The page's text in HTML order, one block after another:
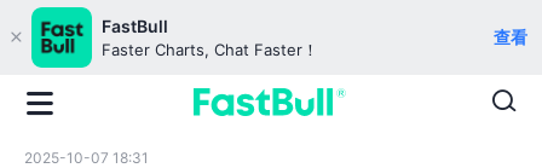
FastBull
Faster Charts, Chat Faster！
查看
2025-10-07 18:31